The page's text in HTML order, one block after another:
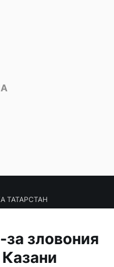
ТАТАРСТАН
зловония